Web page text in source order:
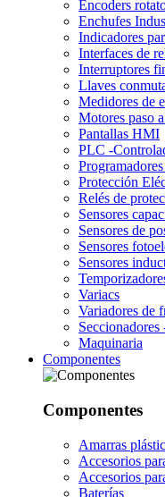
Encoders
Enchufes
Indicadores
Interfaces de
Interruptores
Llaves
Medidores de
Motores paso
Pantallas HMI
PLC -
Protección
Relés de
Sensores
Sensores de
Sensores
Sensores
Variacs
Variadores de
Maquinaria
Componentes
Componentes
Amarras
Accesorios
Accesorios
Baterías